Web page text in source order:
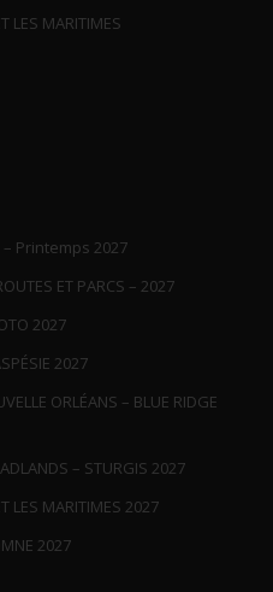
LES MARITIMES
– Printemps 2027
ET PARCS – 2027
2027
2027
ORLÉANS – BLUE RIDGE
– STURGIS 2027
LES MARITIMES 2027
2027